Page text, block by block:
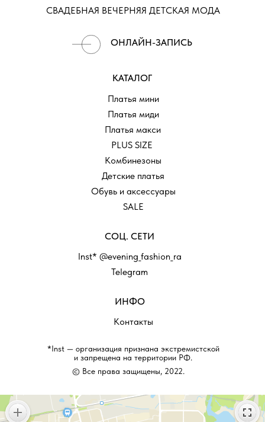
ОНЛАЙН-ЗАПИСЬ
Inst* @evening_fashion_ra
Telegram
СОЦ. СЕТИ
Контакты
ИНФО
*Inst — организация признана экстремистской
и запрещена на территории РФ.
© Все права защищены, 2022.
КАТАЛОГ
Платья мини
Платья миди
Платья макси
PLUS SIZE
Детские платья
Обувь и аксессуары
Комбинезоны
СВАДЕБНАЯ ВЕЧЕРНЯЯ ДЕТСКАЯ МОДА
SALE